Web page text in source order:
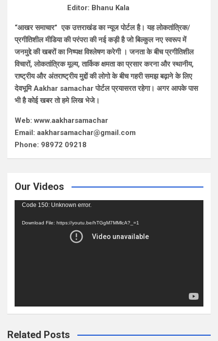
Editor: Bhanu Kala
“आखर समाचार” एक उत्तराखंड का न्यूज पोर्टल है। यह लोकतांत्रिक/
प्रगीतिशील मीडिया की परंपरा की नई कड़ी है जो बिल्कुल नए स्वरूप में
जनमुद्दे की खबरों का निष्पक्ष विश्लेषण करेगी । जनता के बीच प्रगीतिशील
विचारों, लोकतांत्रिक मूल्य, तार्किक क्षमता का प्रसार करना और स्थानीय,
राष्ट्रीय और अंतराष्ट्रीय मुद्दों की लोगो के बीच गहरी समझ बढ़ाने के लिए
देवभूमि Aakhar samachar पोर्टल प्रयासरत रहेगा। अगर आपके पास
भी है कोई खबर तो हमे लिख भेजे।
Web: www.aakharsamachar
Email: aakharsamachar@gmail.com
Phone: 98972 09218
Our Videos
Video
Code 150: Unknown error.
Download File: https://youtu.be/hTGgM7MMlcA?_=1
Related Posts